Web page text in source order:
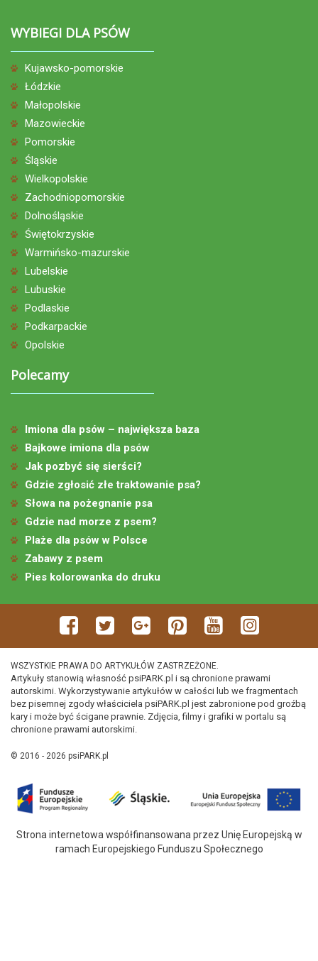
WYBIEGI DLA PSÓW
Kujawsko-pomorskie
Łódzkie
Małopolskie
Mazowieckie
Pomorskie
Śląskie
Wielkopolskie
Zachodniopomorskie
Dolnośląskie
Świętokrzyskie
Warmińsko-mazurskie
Lubelskie
Lubuskie
Podlaskie
Podkarpackie
Opolskie
Polecamy
Imiona dla psów – największa baza
Bajkowe imiona dla psów
Jak pozbyć się sierści?
Gdzie zgłosić złe traktowanie psa?
Słowa na pożegnanie psa
Gdzie nad morze z psem?
Plaże dla psów w Polsce
Zabawy z psem
Pies kolorowanka do druku
WSZYSTKIE PRAWA DO ARTYKUŁÓW ZASTRZEŻONE.
Artykuły stanowią własność psiPARK.pl i są chronione prawami
autorskimi. Wykorzystywanie artykułów w całości lub we fragmentach
bez pisemnej zgody właściciela psiPARK.pl jest zabronione pod groźbą
kary i może być ścigane prawnie. Zdjęcia, filmy i grafiki w portalu są
chronione prawami autorskimi.
© 2016 - 2026 psiPARK.pl
Strona internetowa współfinansowana przez Unię Europejską w
ramach Europejskiego Funduszu Społecznego